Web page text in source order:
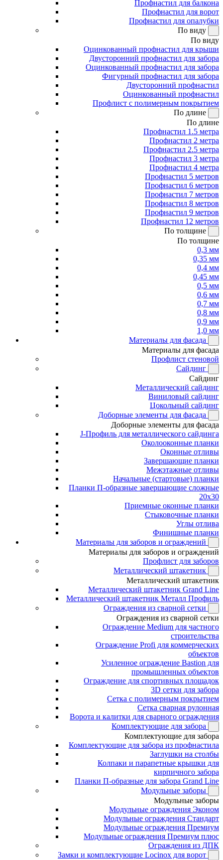
Профнастил для балкона
Профнастил для ворот
Профнастил для опалубки
По виду
По виду
Оцинкованный профнастил для крыши
Двусторонний профнастил для забора
Оцинкованный профнастил для забора
Фигурный профнастил для забора
Двусторонний профнастил
Оцинкованный профнастил
Профлист с полимерным покрытием
По длине
По длине
Профнастил 1.5 метра
Профнастил 2 метра
Профнастил 2.5 метра
Профнастил 3 метра
Профнастил 4 метра
Профнастил 5 метров
Профнастил 6 метров
Профнастил 7 метров
Профнастил 8 метров
Профнастил 9 метров
Профнастил 12 метров
По толщине
По толщине
0,3 мм
0,35 мм
0,4 мм
0,45 мм
0,5 мм
0,6 мм
0,7 мм
0,8 мм
0,9 мм
1,0 мм
Материалы для фасада
Материалы для фасада
Профлист стеновой
Сайдинг
Сайдинг
Металлический сайдинг
Виниловый сайдинг
Цокольный сайдинг
Доборные элементы для фасада
Доборные элементы для фасада
J-Профиль для металлического сайдинга
Околооконные планки
Оконные отливы
Завершающие планки
Межэтажные отливы
Начальные (стартовые) планки
Планки П-образные завершающие сложные
20x30
Приемные оконные планки
Стыковочные планки
Углы отлива
Финишные планки
Материалы для заборов и ограждений
Материалы для заборов и ограждений
Профлист для заборов
Металлический штакетник
Металлический штакетник
Металлический штакетник Grand Line
Металлический штакетник Металл Профиль
Ограждения из сварной сетки
Ограждения из сварной сетки
Ограждение Medium для частного
строительства
Ограждение Profi для коммерческих
объектов
Усиленное ограждение Bastion для
промышленных объектов
Ограждение для спортивных площадок
3D сетки для забора
Сетка с полимерным покрытием
Сетка сварная рулонная
Ворота и калитки для сварного ограждения
Комплектующие для забора
Комплектующие для забора
Комплектующие для забора из профнастила
Заглушки на столбы
Колпаки и парапетные крышки для
кирпичного забора
Планки П-образные для забора Grand Line
Модульные заборы
Модульные заборы
Модульные ограждения Эконом
Модульные ограждения Стандарт
Модульные ограждения Премиум
Модульные ограждения Премиум плюс
Ограждения из ДПК
Замки и комплектующие Locinox для ворот